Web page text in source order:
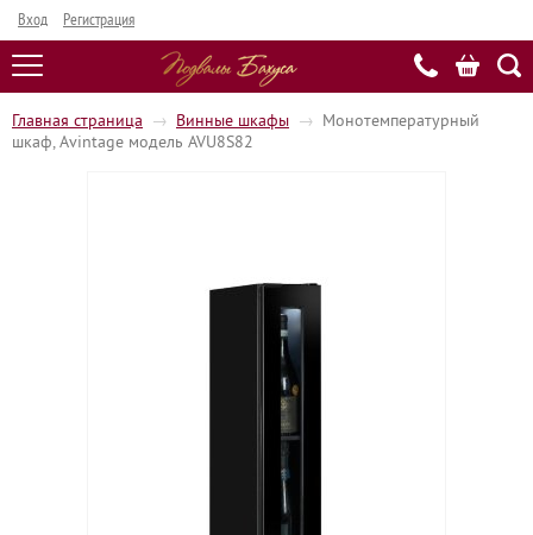
Вход Регистрация
Главная страница → Винные шкафы →
Монотемпературный
шкаф, Avintage модель AVU8S82